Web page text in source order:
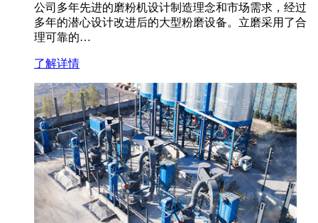
公司多年先进的磨粉机设计制造理念和市场需求，经过
多年的潜心设计改进后的大型粉磨设备。立磨采用了合
理可靠的…
了解详情